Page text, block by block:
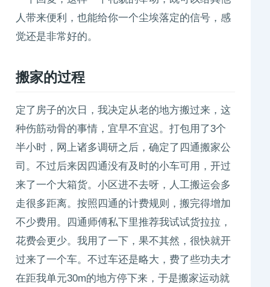
人带来便利，也能给你一个尘埃落定的信号，感
觉还是非常好的。
搬家的过程
定了房子的次日，我决定从老的地方搬过来，这
种伤筋动骨的事情，宜早不宜迟。打包用了3个
半小时，网上诸多调研之后，确定了四通搬家公
司。不过后来因四通没有及时的小车可用，开过
来了一个大箱货。小区进不去呀，人工搬运会多
走很多距离。按照四通的计费规则，搬完得增加
不少费用。四通师傅私下里推荐我试试货拉拉，
花费会更少。我用了一下，果不其然，很快就开
过来了一个车。不过车还是略大，费了些功夫才
在距我单元30m的地方停下来，于是搬家运动就